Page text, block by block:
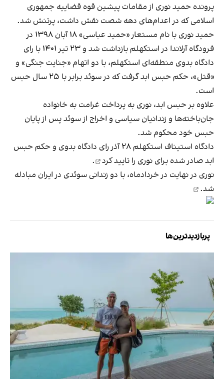
پرونده حمید نوری از مقامات پیشین قوه قضاییه جمهوری
اسلامی که در اعدام‌های دهه شصت نقش داشت، پرتنش شد.
حمید نوری با نام مستعار «حمید عباسی» ۱۸ آبان ۱۳۹۸ در
فرودگاه آرلاندا در استکهلم بازداشت شد و ۲۳ تیر ۱۴۰۱ با رای
دادگاه بدوی منطقه‌ای استکهلم، با دو اتهام «جنایت جنگی» و
«قتل»، حکم حبس ابد گرفت که در سوئد برابر با ۲۵ سال حبس
است.
علاوه بر حبس ابد، نوری به پرداخت غرامت به خانواده
جان‌باخته‌ها و زندانیان سیاسی و اخراج از سوئد پس از پایان
حبس خود محکوم شد.
دادگاه استیناف استکهلم ۲۸ آذر رای دادگاه بدوی و حکم حبس
ابد صادر شده برای نوری را تایید کرد
.
نوری در نهایت در خردادماه، با دو زندانی سوئدی در ایران مبادله
شد.
پربازدیدترین‌ها